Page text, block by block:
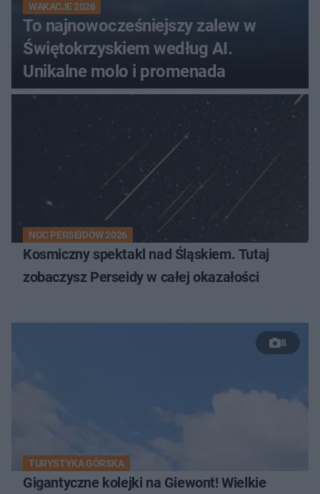
WAKACJE 2026
To najnowocześniejszy zalew w
Świętokrzyskiem według AI.
Unikalne molo i promenada
NOC PERSEIDÓW 2026
Kosmiczny spektakl nad Śląskiem. Tutaj
zobaczysz Perseidy w całej okazałości
8
TURYSTYKA GÓRSKA
Gigantyczne kolejki na Giewont! Wielkie